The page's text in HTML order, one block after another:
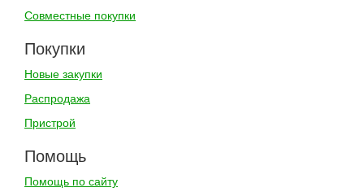
Совместные покупки
Покупки
Новые закупки
Распродажа
Пристрой
Помощь
Помощь по сайту